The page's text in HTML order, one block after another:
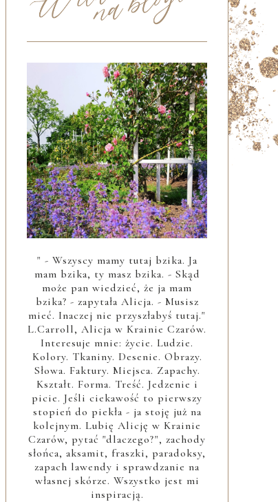
" - Wszyscy mamy tutaj bzika. Ja
mam bzika, ty masz bzika. - Skąd
może pan wiedzieć, że ja mam
bzika? - zapytała Alicja. - Musisz
mieć. Inaczej nie przyszłabyś tutaj."
L.Carroll, Alicja w Krainie Czarów.
Interesuje mnie: życie. Ludzie.
Kolory. Tkaniny. Desenie. Obrazy.
Słowa. Faktury. Miejsca. Zapachy.
Kształt. Forma. Treść. Jedzenie i
picie. Jeśli ciekawość to pierwszy
stopień do piekła - ja stoję już na
kolejnym. Lubię Alicję w Krainie
Czarów, pytać "dlaczego?", zachody
słońca, aksamit, fraszki, paradoksy,
zapach lawendy i sprawdzanie na
własnej skórze. Wszystko jest mi
inspiracją.